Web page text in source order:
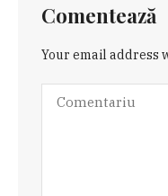
Comentează
Your email address